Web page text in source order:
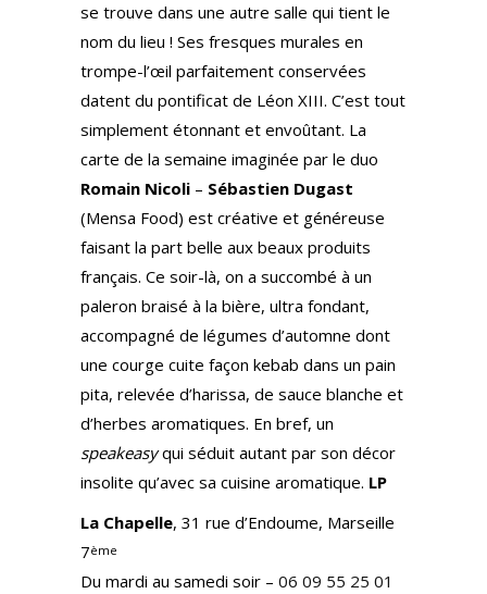
se trouve dans une autre salle qui tient le
nom du lieu ! Ses fresques murales en
trompe-l’œil parfaitement conservées
datent du pontificat de Léon XIII. C’est tout
simplement étonnant et envoûtant. La
carte de la semaine imaginée par le duo
Romain Nicoli – Sébastien Dugast
(Mensa Food) est créative et généreuse
faisant la part belle aux beaux produits
français. Ce soir-là, on a succombé à un
paleron braisé à la bière, ultra fondant,
accompagné de légumes d’automne dont
une courge cuite façon kebab dans un pain
pita, relevée d’harissa, de sauce blanche et
d’herbes aromatiques. En bref, un
speakeasyqui séduit autant par son décor
insolite qu’avec sa cuisine aromatique. LP
La Chapelle, 31 rue d’Endoume, Marseille
7ème
Du mardi au samedi soir – 06 09 55 25 01